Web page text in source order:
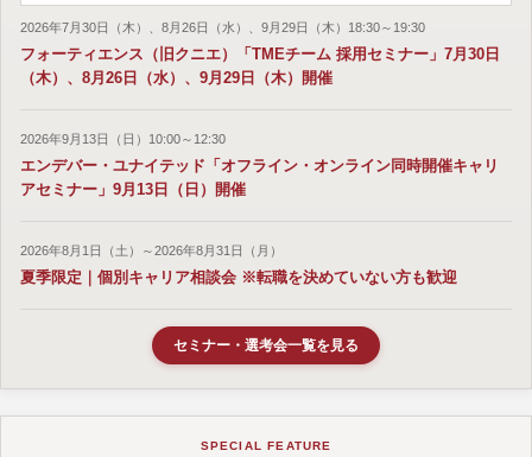
2026年7月30日（木）、8月26日（水）、9月29日（木）18:30～19:30
フォーティエンス（旧クニエ）「TMEチーム 採用セミナー」7月30日
（木）、8月26日（水）、9月29日（木）開催
2026年9月13日（日）10:00～12:30
エンデバー・ユナイテッド「オフライン・オンライン同時開催キャリ
アセミナー」9月13日（日）開催
2026年8月1日（土）～2026年8月31日（月）
夏季限定｜個別キャリア相談会 ※転職を決めていない方も歓迎
セミナー・選考会一覧を見る
SPECIAL FEATURE